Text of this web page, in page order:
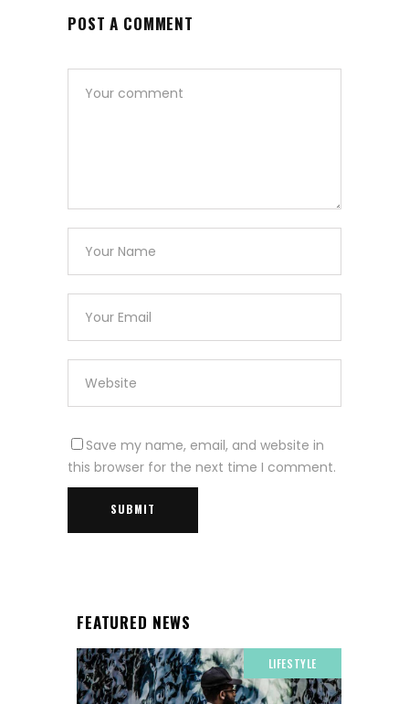
POST A COMMENT
Save my name, email, and website in
this browser for the next time I comment.
FEATURED NEWS
LIFESTYLE